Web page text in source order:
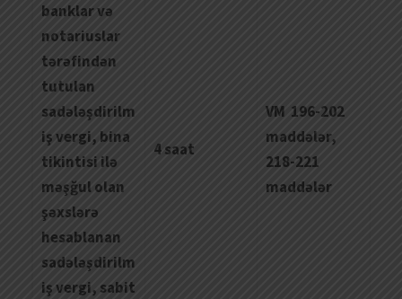
banklar və
notariuslar
tərəfindən
tutulan
sadələşdirilm
iş vergi, bina
tikintisi ilə
məşğul olan
şəxslərə
hesablanan
sadələşdirilm
iş vergi, sabit
4 saat
VM 196-202
maddələr,
218-221
maddələr